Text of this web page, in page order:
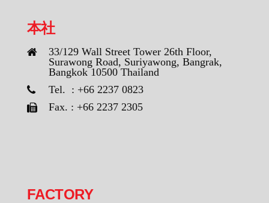
本社
33/129 Wall Street Tower 26th Floor,
Surawong Road, Suriyawong, Bangrak,
Bangkok 10500 Thailand
Tel. : +66 2237 0823
Fax. : +66 2237 2305
FACTORY